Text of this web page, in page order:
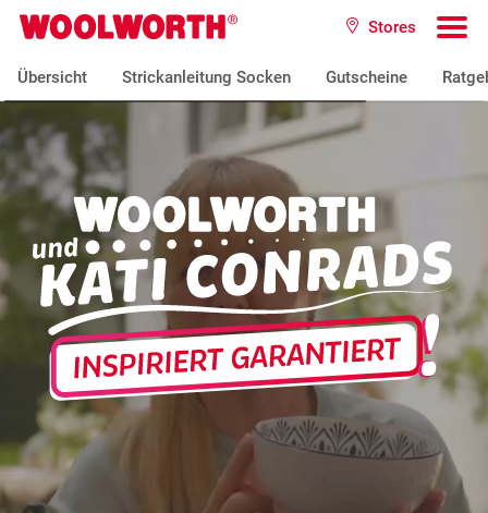
Zum Hauptinhalt
Woolworth GmbH Stores
Übersicht Strickanleitung Socken Gutscheine